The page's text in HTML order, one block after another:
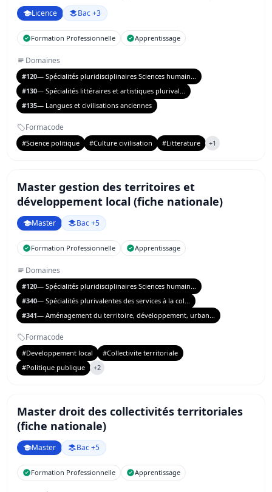
Licence Bac +3
Formation Professionnelle Apprentissage
Domaines
#120— Spécialités pluridisciplinaires Sciences humain...
#130— Spécialités littéraires et artistiques plurival...
#135— Langues et civilisations anciennes
Formacode
#Science politique #Culture civilisation #Litterature +1
Master gestion des territoires et
développement local (fiche nationale)
Master Bac +5
Formation Professionnelle Apprentissage
Domaines
#120— Spécialités pluridisciplinaires Sciences humain...
#340— Spécialités plurivalentes des services à la col...
#341— Aménagement du territoire, développement, urban...
Formacode
#Developpement local
#Collectivite territoriale
#Politique publique
+2
Master droit des collectivités territoriales
(fiche nationale)
Master Bac +5
Formation Professionnelle Apprentissage